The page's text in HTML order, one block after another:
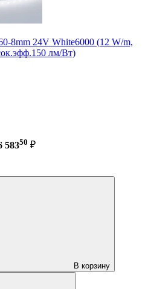
8mm 24V White6000 (12 W/m,
лм/Вт)
58350 ₽
В корзину